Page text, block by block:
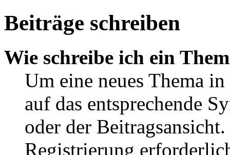
Beiträge schreiben
Wie schreibe ich ein
Um eine neues Thema
auf das entsprechende
oder der
Registrierung